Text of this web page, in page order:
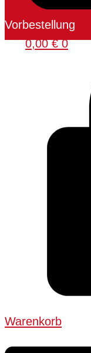
Vorbestellung
0,00€ 0
Warenkorb